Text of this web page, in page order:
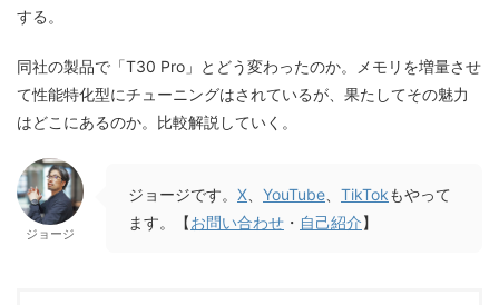
する。
同社の製品で「T30 Pro」とどう変わったのか。メモリを増量させ
て性能特化型にチューニングはされているが、果たしてその魅力
はどこにあるのか。比較解説していく。
ジョージ
ジョージです。 X、 YouTube、 TikTokもやって
ます。【お問い合わせ ・ 自己紹介】